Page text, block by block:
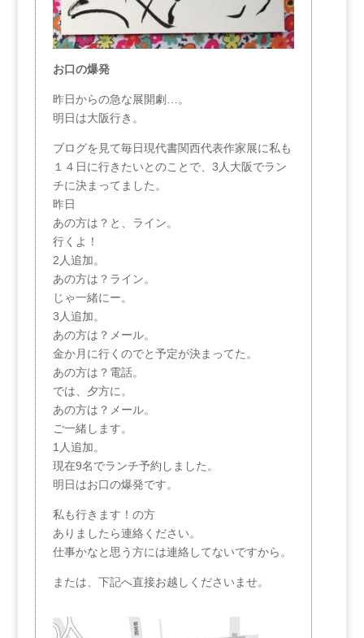
お口の爆発
昨日からの急な展開劇…。
明日は大阪行き。
ブログを見て毎日現代書関西代表作家展に私も
１４日に行きたいとのことで、3人大阪でラン
チに決まってました。
昨日
あの方は？と、ライン。
行くよ！
2人追加。
あの方は？ライン。
じゃ一緒にー。
3人追加。
あの方は？メール。
金か月に行くのでと予定が決まってた。
あの方は？電話。
では、夕方に。
あの方は？メール。
ご一緒します。
1人追加。
現在9名でランチ予約しました。
明日はお口の爆発です。
私も行きます！の方
ありましたら連絡ください。
仕事かなと思う方には連絡してないですから。
または、下記へ直接お越しくださいませ。